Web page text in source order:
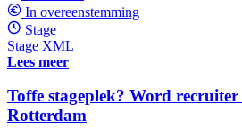
In overeenstemming
Stage
Stage XML
Lees meer
Toffe stageplek? Word
Rotterdam